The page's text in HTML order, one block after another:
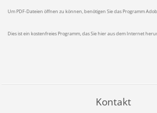
Um PDF-Dateien öffnen zu können, benötigen Sie das Programm
Dies ist ein kostenfreies Programm, das Sie hier aus dem Internet
Kontakt